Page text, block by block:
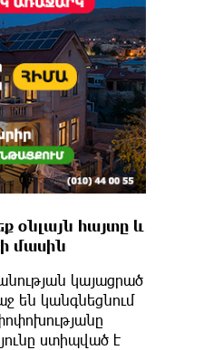
օնլայն հայտը և
մասին
կայացրած
են կանգնեցնում
ստիպված է